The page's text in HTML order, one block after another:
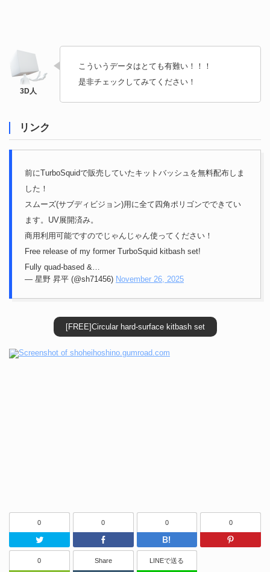
こういうデータはとても有難い！！！
是非チェックしてみてください！
リンク
前にTurboSquidで販売していたキットバッシュを無料配布しま
した！
スムーズ(サブディビジョン)用に全て四角ポリゴンでできてい
ます。UV展開済み。
商用利用可能ですのでじゃんじゃん使ってください！
Free release of my former TurboSquid kitbash set!
Fully quad-based &…
— 星野 昇平 (@sh71456) November 26, 2025
[FREE]Circular hard-surface kitbash set
0
Twitter
0
Facebook
0
はてなブッ
0
0 Share LINEで送る